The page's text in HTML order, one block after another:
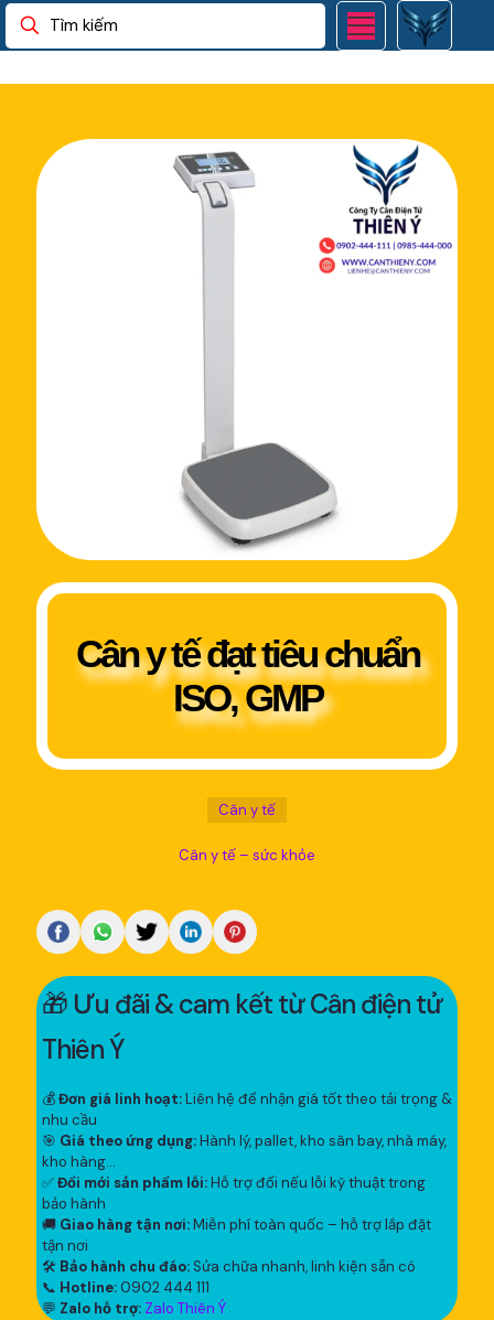
Cân y tế đạt tiêu chuẩn
ISO, GMP
Cân y tế
Cân y tế – sức khỏe
🎁 Ưu đãi & cam kết từ Cân điện tử
Thiên Ý
💰Đơn giá linh hoạt:Liên hệ để nhận giá tốt theo tải trọng &
nhu cầu
🎯 Giá theo ứng dụng:Hành lý, pallet, kho sân bay, nhà máy,
kho hàng...
✅Đổi mới sản phẩm lỗi:Hỗ trợ đổi nếu lỗi kỹ thuật trong
bảo hành
🚚 Giao hàng tận nơi:Miễn phí toàn quốc – hỗ trợ lắp đặt
tận nơi
🛠 Bảo hành chu đáo: Sửa chữa nhanh, linh kiện sẵn có
📞 Hotline: 0902 444 111
💬 Zalo hỗ trợ: Zalo Thiên Ý